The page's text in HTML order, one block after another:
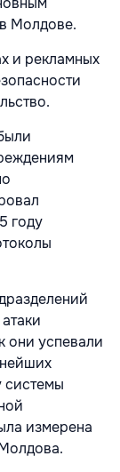
Молдове.
и рекламных
году
они успевали
системы
измерена